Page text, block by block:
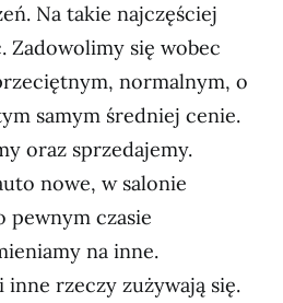
Na takie najczęściej
Zadowolimy się wobec
normalnym, o
samym średniej cenie.
oraz sprzedajemy.
nowe, w salonie
pewnym czasie
na inne.
inne rzeczy zużywają się.